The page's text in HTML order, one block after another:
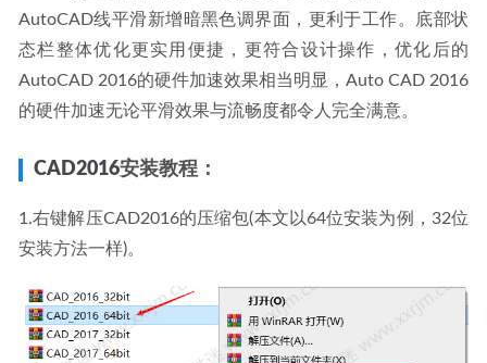
AutoCAD线平滑新增暗黑色调界面，更利于工作。底部状
态栏整体优化更实用便捷，更符合设计操作，优化后的
AutoCAD 2016的硬件加速效果相当明显，Auto CAD 2016
的硬件加速无论平滑效果与流畅度都令人完全满意。
CAD2016安装教程：
1.右键解压CAD2016的压缩包(本文以64位安装为例，32位
安装方法一样)。
2020-03-09
Python2.7.6官方版下载地址和安装教程 2020-02-06